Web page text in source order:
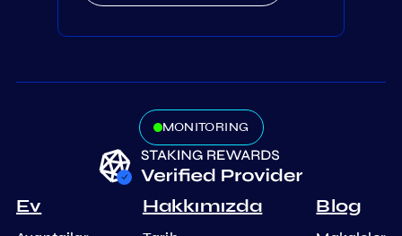
MONITORING
Ev Hakkımızda Blog